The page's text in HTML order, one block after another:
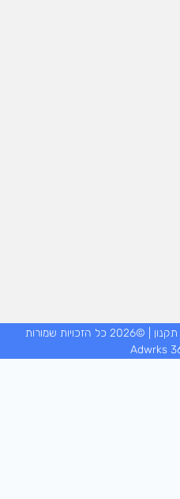
| ©2026 כל הזכויות שמורות